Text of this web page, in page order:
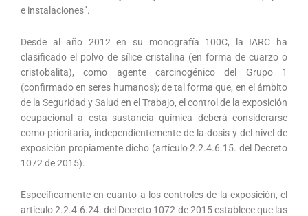
e instalaciones”.
Desde al año 2012 en su monografía 100C, la IARC ha
clasificado el polvo de sílice cristalina (en forma de cuarzo o
cristobalita), como agente carcinogénico del Grupo 1
(confirmado en seres humanos); de tal forma que, en el ámbito
de la Seguridad y Salud en el Trabajo, el control de la exposición
ocupacional a esta sustancia química deberá considerarse
como prioritaria, independientemente de la dosis y del nivel de
exposición propiamente dicho (artículo 2.2.4.6.15. del Decreto
1072 de 2015).
Específicamente en cuanto a los controles de la exposición, el
artículo 2.2.4.6.24. del Decreto 1072 de 2015 establece que las